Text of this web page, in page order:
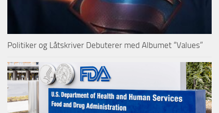
Politiker og Låtskriver Debuterer med Albumet “Values”